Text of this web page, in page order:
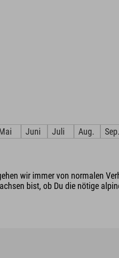
Juni Juli Aug.
Sep.
wir immer von normalen
bist, ob Du die nötige